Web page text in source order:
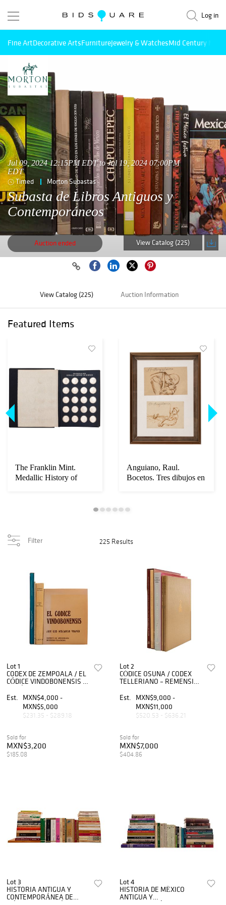
Log in
Fine ArtDecorative ArtsFurnitureJewelry & WatchesMid Century
Jul 09, 2024 12:15PM EDT to Jul 19, 2024 07:00PM
EDT
Timed Morton Subastas
Subasta de Libros Antiguos y
Contemporáneos
Auction ended View Catalog (225)
View Catalog (225) Auction Information
Featured Items
The Franklin Mint.
Medallic History of
Anguiano, Raul.
Bocetos. Tres dibujos en
Filter 225 Results
Lot 1
CODEX DE ZEMPOALA / EL
CÓDICE VINDOBONENSIS /
EL CÓDICE DE CHOLULA. a)
Galarza, Joaquín. Codex de
Est.
MXN$4,000 -
MXN$5,000
$231.35 - $289.18
Sold for
MXN$3,200
$185.08
Lot 2
CÓDICE OSUNA / CODEX
TELLERIANO – REMENSIS /
piezas: 5.
Est.
MXN$9,000 -
MXN$11,000
$520.53 - $636.21
Sold for
MXN$7,000
$404.86
Lot 3
HISTORIA ANTIGUA Y
CONTEMPORÁNEA DE
Lot 4
HISTORIA DE MÉXICO
ANTIGUA Y